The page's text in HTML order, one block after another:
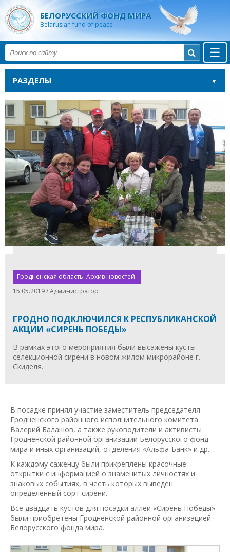
БЕЛОРУССКИЙ ФОНД МИРА
Belarusian fund of peace
☰

РАЗДЕЛЫ
Гродненская область. Архив новостей.
15.05.2019 / Администратор
ГРОДНО ПОДКЛЮЧИЛСЯ К РЕСПУБЛИКАНСКОЙ
АКЦИИ «СИРЕНЬ ПОБЕДЫ»
В рамках этого мероприятия были высажены кусты
селекционной сирени в новом жилом микрорайоне г.
Скиделя.
В посадке принял участие заместитель председателя
Гродненского районного исполнительного комитета
Валерий Балашов, а также руководители и активисты
Гродненской районной организации Белорусского фонд
мира и иных организаций, отделения «Альфа-Банк» и др.
К каждому саженцу были прикреплены красочные
открытки с информацией о знаменитых личностях и
знаковых событиях, в честь которых выведен
определенный сорт сирени.
Все двадцать кустов для посадки аллеи «Сирень Победы»
были приобретены Гродненской районной организацией
Белорусского фонда мира.